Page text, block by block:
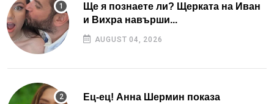
Ще я познаете ли? Щерката на Иван
и Вихра навърши...
AUGUST 04, 2026
Ец-ец! Анна Шермин показа